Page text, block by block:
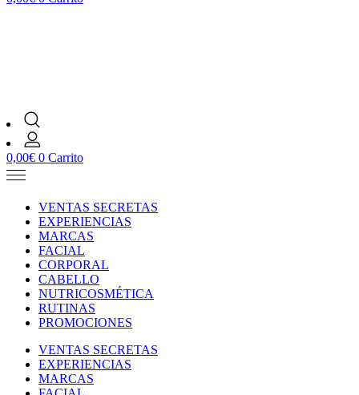
0,00€ 0 Carrito
VENTAS SECRETAS
EXPERIENCIAS
MARCAS
FACIAL
CORPORAL
CABELLO
NUTRICOSMÉTICA
RUTINAS
PROMOCIONES
VENTAS SECRETAS
EXPERIENCIAS
MARCAS